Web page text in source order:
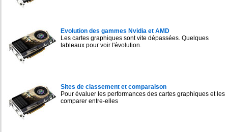
Evolution des gammes Nvidia et AMD
Les cartes graphiques sont vite dépassées. Quelques
tableaux pour voir l'évolution.
Sites de classement et comparaison
Pour évaluer les performances des cartes graphiques et les
comparer entre-elles